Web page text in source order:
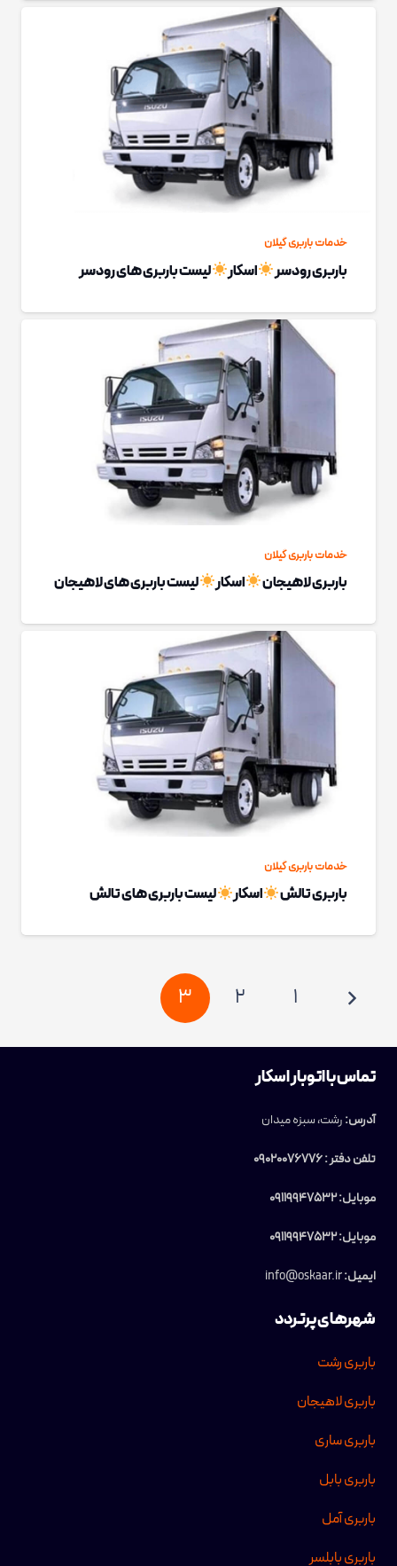
خدمات باربری گیلان
باربری رودسر اسکار لیست باربری های رودسر
خدمات باربری گیلان
باربری لاهیجان اسکار لیست باربری های لاهیجان
خدمات باربری گیلان
باربری تالش اسکار لیست باربری های تالش
1
2
3
تماس با اتوبار اسکار
آدرس:رشت، سبزه میدان
تلفن دفتر : 09020076776
موبایل: 09119947532
موبایل: 09119947532
ایمیل:info@oskaar.ir
شهرهای پرتردد
باربری رشت
باربری لاهیجان
باربری ساری
باربری بابل
باربری آمل
باربری بابلسر